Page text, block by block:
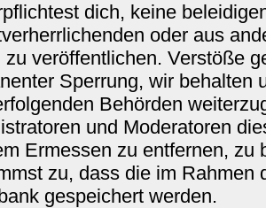
dich, keine
oder aus
zu veröffentlichen. Verstöße
Sperrung, wir behalten
Behörden
und Moderatoren
Ermessen zu entfernen, zu
zu, dass die im Rahmen
gespeichert werden.